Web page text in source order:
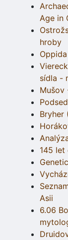
Age in
hroby
sídla -
Mušov
Bryher
145 let
Asii
6.06